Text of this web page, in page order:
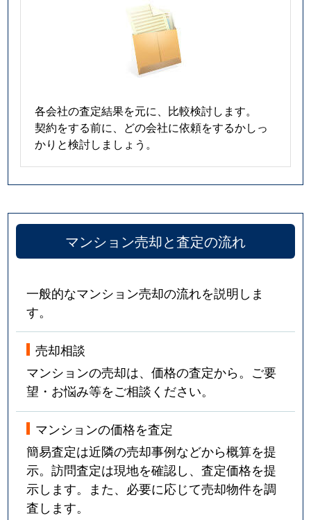
各会社の査定結果を元に、比較検討します。
契約をする前に、どの会社に依頼をするかしっ
かりと検討しましょう。
マンション売却と査定の流れ
一般的なマンション売却の流れを説明しま
す。
売却相談
マンションの売却は、価格の査定から。ご要
望・お悩み等をご相談ください。
マンションの価格を査定
簡易査定は近隣の売却事例などから概算を提
示。訪問査定は現地を確認し、査定価格を提
示します。また、必要に応じて売却物件を調
査します。